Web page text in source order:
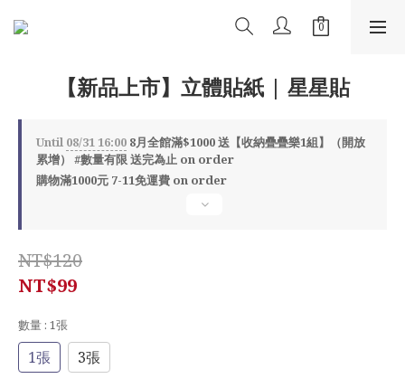
【新品上市】立體貼紙 | 星星貼
Until 08/31 16:00 8月全館滿$1000 送【收納疊疊樂1組】（開放
累增） #數量有限 送完為止 on order
購物滿1000元 7-11免運費 on order
NT$120
NT$99
數量 : 1張
1張 3張